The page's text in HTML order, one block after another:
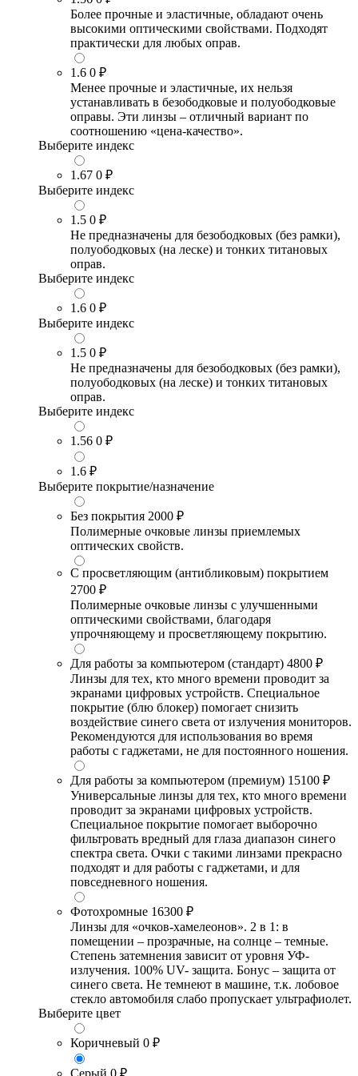
Более прочные и эластичные, обладают очень
высокими оптическими свойствами. Подходят
практически для любых оправ.
1.6 0 ₽
Менее прочные и эластичные, их нельзя
устанавливать в безободковые и полуободковые
оправы. Эти линзы – отличный вариант по
соотношению «цена-качество».
Выберите индекс
1.67 0 ₽
Выберите индекс
1.5 0 ₽
Не предназначены для безободковых (без рамки),
полуободковых (на леске) и тонких титановых
оправ.
Выберите индекс
1.6 0 ₽
Выберите индекс
1.5 0 ₽
Не предназначены для безободковых (без рамки),
полуободковых (на леске) и тонких титановых
оправ.
Выберите индекс
1.56 0 ₽
1.6 ₽
Выберите покрытие/назначение
Без покрытия 2000 ₽
Полимерные очковые линзы приемлемых
оптических свойств.
С просветляющим (антибликовым) покрытием
2700 ₽
Полимерные очковые линзы с улучшенными
оптическими свойствами, благодаря
упрочняющему и просветляющему покрытию.
Для работы за компьютером (стандарт) 4800 ₽
Линзы для тех, кто много времени проводит за
экранами цифровых устройств. Специальное
покрытие (блю блокер) помогает снизить
воздействие синего света от излучения мониторов.
Рекомендуются для использования во время
работы с гаджетами, не для постоянного ношения.
Для работы за компьютером (премиум) 15100 ₽
Универсальные линзы для тех, кто много времени
проводит за экранами цифровых устройств.
Специальное покрытие помогает выборочно
фильтровать вредный для глаза диапазон синего
спектра света. Очки с такими линзами прекрасно
подходят и для работы с гаджетами, и для
повседневного ношения.
Фотохромные 16300 ₽
Линзы для «очков-хамелеонов». 2 в 1: в
помещении – прозрачные, на солнце – темные.
Степень затемнения зависит от уровня УФ-
излучения. 100% UV- защита. Бонус – защита от
синего света. Не темнеют в машине, т.к. лобовое
стекло автомобиля слабо пропускает ультрафиолет.
Выберите цвет
Коричневый 0 ₽